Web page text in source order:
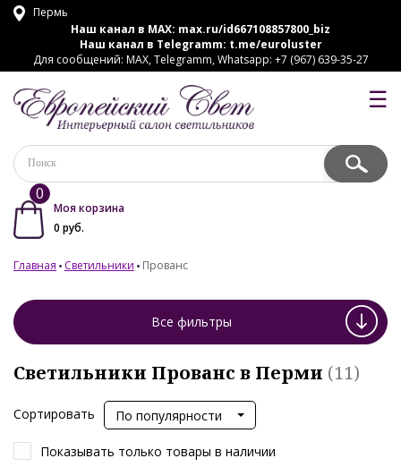
Пермь
Наш канал в MAX: max.ru/id667108857800_biz
Наш канал в Telegramm: t.me/euroluster
Для сообщений: MAX, Telegramm, Whatsapp: +7 (967) 639-35-27
☰
0
Моя корзина
0 руб.
Главная Светильники Прованс
Все фильтры
Светильники Прованс в Перми (11)
Сортировать По популярности
Показывать только товары в наличии